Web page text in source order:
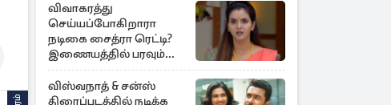
விவாகரத்து
செய்யப்போகிறாரா
நடிகை சைத்ரா ரெட்டி?
இணையத்தில் பரவும்
தகவல்
விஸ்வநாத் & சன்ஸ்
திரைப்படத்தில் நடிக்க